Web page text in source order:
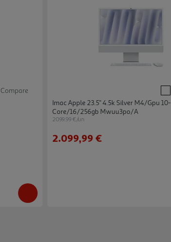
Compare
Imac Apple 23.5" 4.5k Silver M4/gpu 10-
Core/16/256gb Mwuu3po/a
2099.99 €/un
2.099,99 €